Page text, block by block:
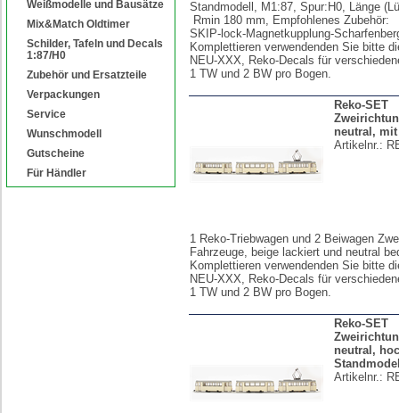
Weißmodelle und Bausätze
Mix&Match Oldtimer
Schilder, Tafeln und Decals
1:87/H0
Zubehör und Ersatzteile
Verpackungen
Service
Wunschmodell
Gutscheine
Für Händler
Standmodell, M1:87, Spur:H0, Länge
Rmin 180 mm, Empfohlenes Zubehör:
SKIP-lock-Magnetkupplung-
Komplettieren verwendenden Sie bitte
NEU-XXX, Reko-Decals für
1 TW und 2 BW pro Bogen.
Reko-SET
neutral,
Artikelnr.:
1 Reko-Triebwagen und 2 Beiwagen
Fahrzeuge, beige lackiert und neutral
Komplettieren verwendenden Sie bitte
NEU-XXX, Reko-Decals für
1 TW und 2 BW pro Bogen.
Reko-SET
neutral,
Artikelnr.: